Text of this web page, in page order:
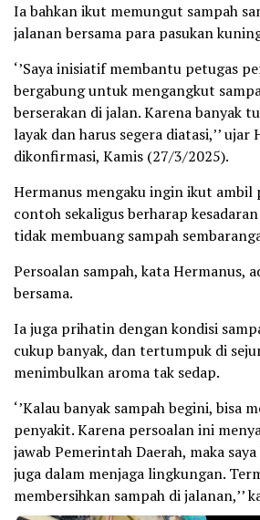
Ia bahkan ikut memungut sampah
jalanan bersama para pasukan
‘’Saya inisiatif membantu petugas
bergabung untuk mengangkut
berserakan di jalan. Karena banyak
layak dan harus segera diatasi,’’ ujar
dikonfirmasi, Kamis (27/3/2025).
Hermanus mengaku ingin ikut ambil
contoh sekaligus berharap
tidak membuang sampah
Persoalan sampah, kata Hermanus,
bersama.
Ia juga prihatin dengan kondisi
cukup banyak, dan tertumpuk di
menimbulkan aroma tak sedap.
‘’Kalau banyak sampah begini, bisa
penyakit. Karena persoalan ini
jawab Pemerintah Daerah, maka
juga dalam menjaga lingkungan.
membersihkan sampah di jalanan,’’